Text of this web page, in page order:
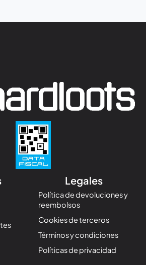
Legales
Política de devoluciones y
reembolsos
Cookies de terceros
Términos y condiciones
Políticas de privacidad